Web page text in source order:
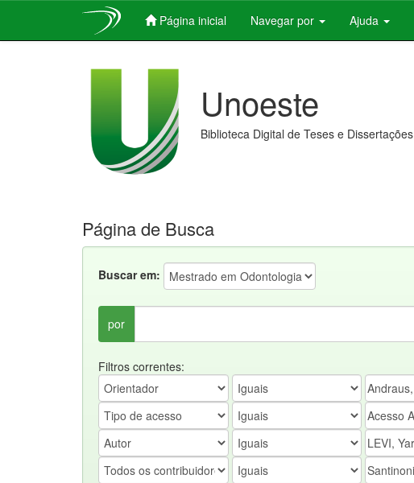
Página inicial Navegar por Ajuda
Unoeste
Biblioteca Digital de Teses e Dissertações
Página de Busca
Buscar em:
por
Filtros correntes: